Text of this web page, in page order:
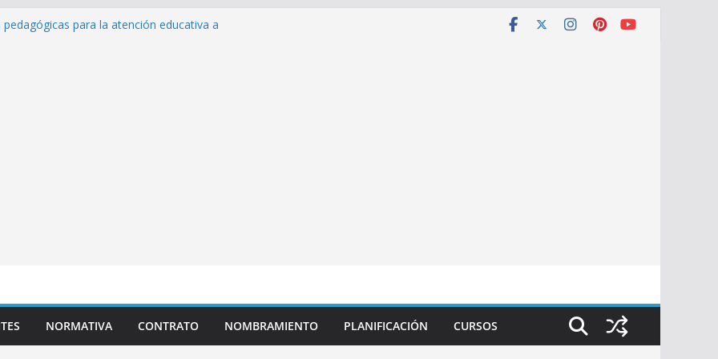
pedagógicas para la atención educativa a
NORMATIVA CONTRATO NOMBRAMIENTO PLANIFICACIÓN CURSOS